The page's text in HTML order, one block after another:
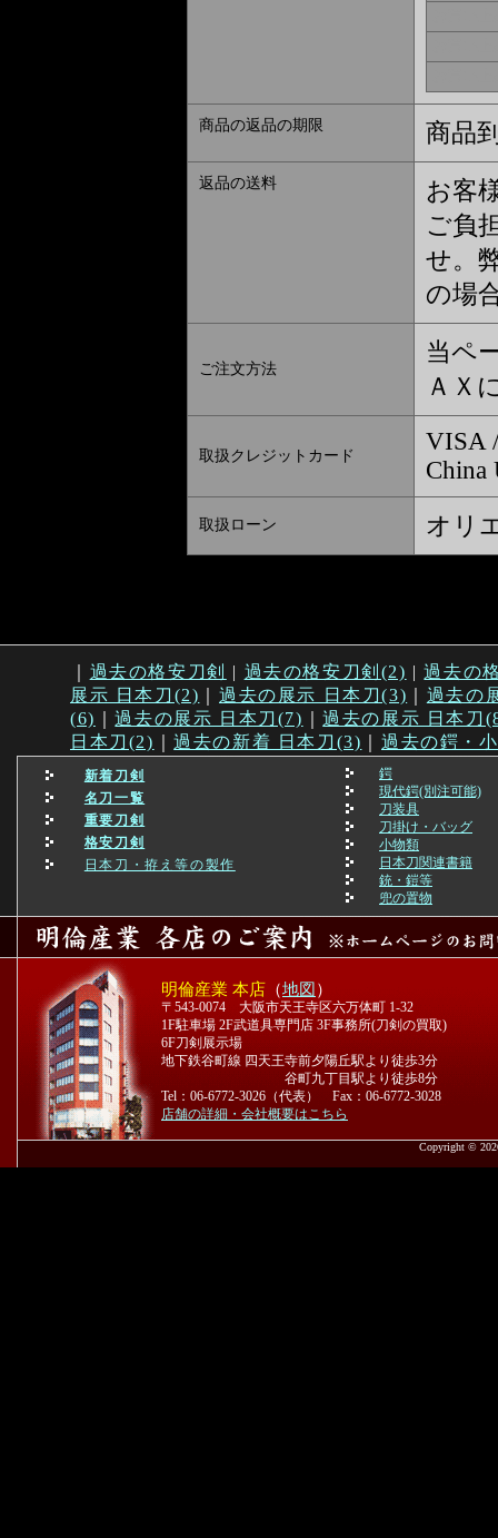
商品の返品の期限 商品
返品の送料
お客
ご負
せ。
の場
ご注文方法
当ペ
ＡＸ
取扱クレジットカード
VISA
China
取扱ローン オリ
過去の格安刀剣 | 過去の格安刀剣(2) |過去の
展示 日本刀(2) ｜過去の展示 日本刀(3)
過去の
(6)
｜過去の展示 日本刀(7) ｜過去の展示 日本刀
日本刀(2) ｜過去の新着 日本刀(3) ｜過去の鍔・
新着刀剣
名刀一覧
重要刀剣
格安刀剣
日本刀・拵え等の製作
鍔
現代鍔(別注可能)
刀装具
刀掛け・バッグ
小物類
日本刀関連書籍
銃・鎧等
兜の置物
明倫産業 本店 （地図 ）
〒543-0074 大阪市天王寺区六万体町 1-32
1F駐車場 2F武道具専門店 3F事務所(刀剣の買取)
6F刀剣展示場
地下鉄谷町線 四天王寺前夕陽丘駅より徒歩3分
谷町九丁目駅より徒歩8分
Tel：06-6772-3026（代表） Fax：06-6772-3028
店舗の詳細・会社概要はこちら
Copyright ©